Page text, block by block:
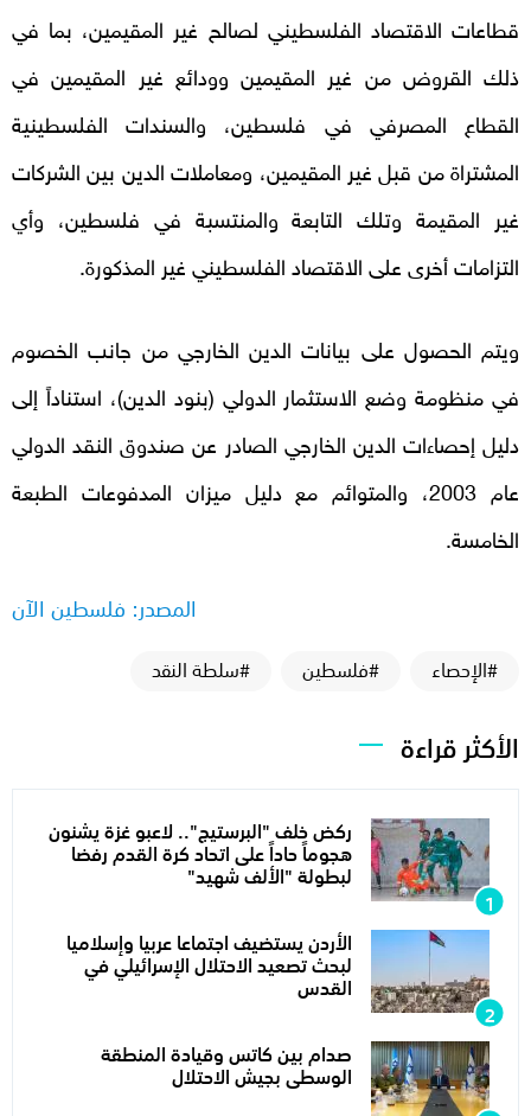
قطاعات الاقتصاد الفلسطيني لصالح غير المقيمين، بما في
ذلك القروض من غير المقيمين وودائع غير المقيمين في
القطاع المصرفي في فلسطين، والسندات الفلسطينية
المشتراة من قبل غير المقيمين، ومعاملات الدين بين الشركات
غير المقيمة وتلك التابعة والمنتسبة في فلسطين، وأي
التزامات أخرى على الاقتصاد الفلسطيني غير المذكورة.
ويتم الحصول على بيانات الدين الخارجي من جانب الخصوم
في منظومة وضع الاستثمار الدولي (بنود الدين)، استناداً إلى
دليل إحصاءات الدين الخارجي الصادر عن صندوق النقد الدولي
عام 2003، والمتوائم مع دليل ميزان المدفوعات الطبعة
الخامسة.
المصدر: فلسطين الآن
#الإحصاء #فلسطين #سلطة النقد
الأكثر قراءة
ركض خلف "البرستيج".. لاعبو غزة يشنون
هجوماً حاداً على اتحاد كرة القدم رفضا
لبطولة "الألف شهيد"
الأردن يستضيف اجتماعا عربيا وإسلاميا
لبحث تصعيد الاحتلال الإسرائيلي في
القدس
صدام بين كاتس وقيادة المنطقة
الوسطى بجيش الاحتلال